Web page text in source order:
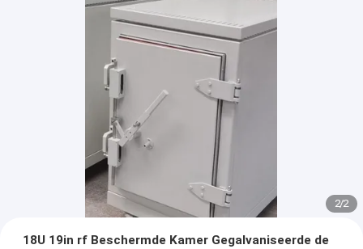
2/2
18U 19in rf Beschermde Kamer Gegalvaniseerde de